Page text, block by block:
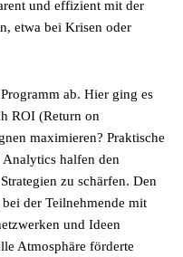
und effizient mit der
etwa bei Krisen oder
ab. Hier ging es
ROI (Return on
maximieren? Praktische
halfen den
zu schärfen. Den
der Teilnehmende mit
und Ideen
Atmosphäre förderte